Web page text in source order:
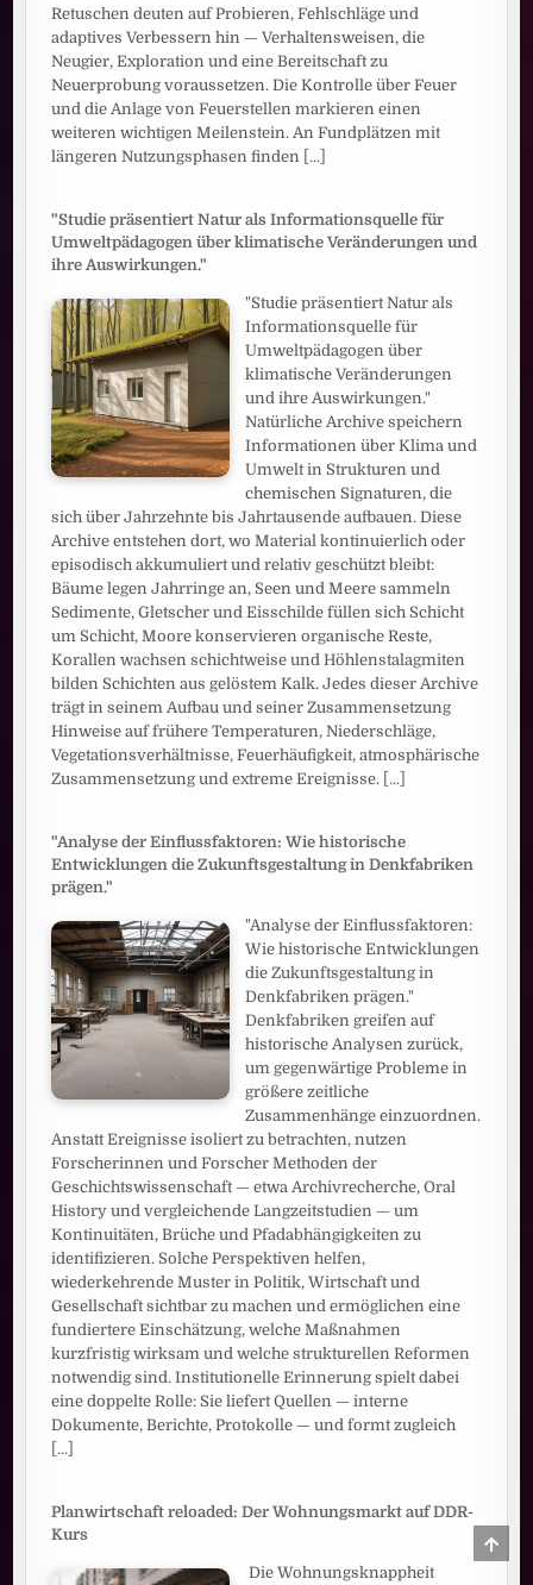
Retuschen deuten auf Probieren, Fehlschläge und
adaptives Verbessern hin — Verhaltensweisen, die
Neugier, Exploration und eine Bereitschaft zu
Neuerprobung voraussetzen. Die Kontrolle über Feuer
und die Anlage von Feuerstellen markieren einen
weiteren wichtigen Meilenstein. An Fundplätzen mit
längeren Nutzungsphasen finden
[...]
"Studie präsentiert Natur als Informationsquelle für
Umweltpädagogen über klimatische Veränderungen und
ihre Auswirkungen."
"Studie präsentiert Natur als
Informationsquelle für
Umweltpädagogen über
klimatische Veränderungen
und ihre Auswirkungen."
Natürliche Archive speichern
Informationen über Klima und
Umwelt in Strukturen und
chemischen Signaturen, die
sich über Jahrzehnte bis Jahrtausende aufbauen. Diese
Archive entstehen dort, wo Material kontinuierlich oder
episodisch akkumuliert und relativ geschützt bleibt:
Bäume legen Jahrringe an, Seen und Meere sammeln
Sedimente, Gletscher und Eisschilde füllen sich Schicht
um Schicht, Moore konservieren organische Reste,
Korallen wachsen schichtweise und Höhlenstalagmiten
bilden Schichten aus gelöstem Kalk. Jedes dieser Archive
trägt in seinem Aufbau und seiner Zusammensetzung
Hinweise auf frühere Temperaturen, Niederschläge,
Vegetationsverhältnisse, Feuerhäufigkeit, atmosphärische
Zusammensetzung und extreme Ereignisse.
[...]
"Analyse der Einflussfaktoren: Wie historische
Entwicklungen die Zukunftsgestaltung in Denkfabriken
prägen."
"Analyse der Einflussfaktoren:
Wie historische Entwicklungen
die Zukunftsgestaltung in
Denkfabriken prägen."
Denkfabriken greifen auf
historische Analysen zurück,
um gegenwärtige Probleme in
größere zeitliche
Zusammenhänge einzuordnen.
Anstatt Ereignisse isoliert zu betrachten, nutzen
Forscherinnen und Forscher Methoden der
Geschichtswissenschaft — etwa Archivrecherche, Oral
History und vergleichende Langzeitstudien — um
Kontinuitäten, Brüche und Pfadabhängigkeiten zu
identifizieren. Solche Perspektiven helfen,
wiederkehrende Muster in Politik, Wirtschaft und
Gesellschaft sichtbar zu machen und ermöglichen eine
fundiertere Einschätzung, welche Maßnahmen
kurzfristig wirksam und welche strukturellen Reformen
notwendig sind. Institutionelle Erinnerung spielt dabei
eine doppelte Rolle: Sie liefert Quellen — interne
Dokumente, Berichte, Protokolle — und formt zugleich
[...]
Planwirtschaft reloaded: Der Wohnungsmarkt auf DDR-
Kurs
Die Wohnungsknappheit
TO